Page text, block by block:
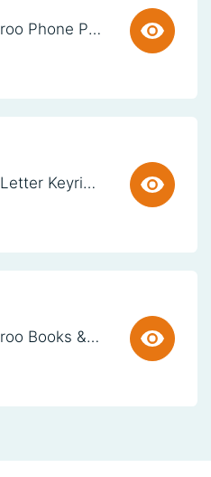
Bookaroo Phone Pocket - Brown
Silver Letter Keyring - S (set van 3)
Bookaroo Books & Stuff Pouch - Botanical